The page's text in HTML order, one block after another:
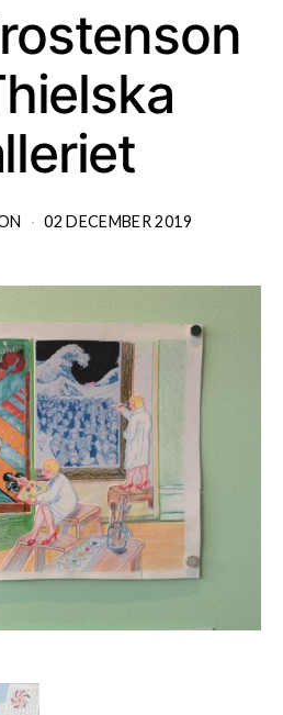
02 DECEMBER 2019